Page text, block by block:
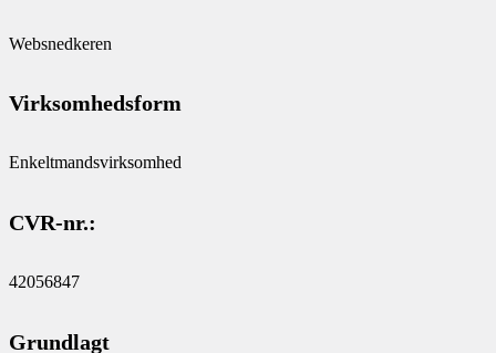
Websnedkeren
Virksomhedsform
Enkeltmandsvirksomhed
CVR-nr.:
42056847
Grundlagt